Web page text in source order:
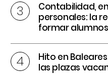
Contabilidad,
personales: la
formar
Hito en
las plazas